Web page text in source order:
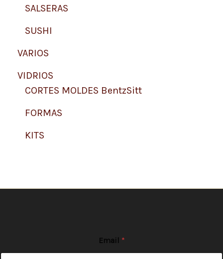
SALSERAS
SUSHI
VARIOS
VIDRIOS
CORTES MOLDES BentzSitt
FORMAS
KITS
Email *